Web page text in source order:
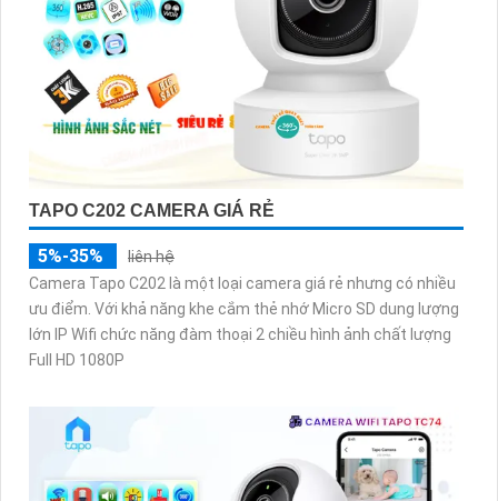
TAPO C202 CAMERA GIÁ RẺ
5%-35%
liên hệ
Camera Tapo C202 là một loại camera giá rẻ nhưng có nhiều
ưu điểm. Với khả năng khe cắm thẻ nhớ Micro SD dung lượng
lớn IP Wifi chức năng đàm thoại 2 chiều hình ảnh chất lượng
Full HD 1080P